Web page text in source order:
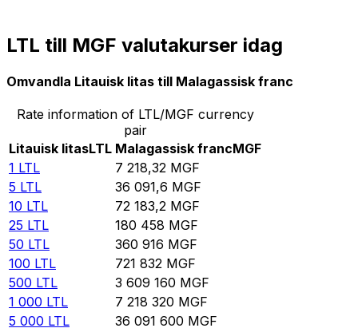
LTL till MGF valutakurser idag
Omvandla Litauisk litas till Malagassisk franc
Rate information of LTL/MGF currency
pair
Litauisk litasLTL Malagassisk francMGF
1 LTL 7 218,32 MGF
5 LTL 36 091,6 MGF
10 LTL 72 183,2 MGF
25 LTL 180 458 MGF
50 LTL 360 916 MGF
100 LTL 721 832 MGF
500 LTL 3 609 160 MGF
1 000 LTL 7 218 320 MGF
5 000 LTL 36 091 600 MGF